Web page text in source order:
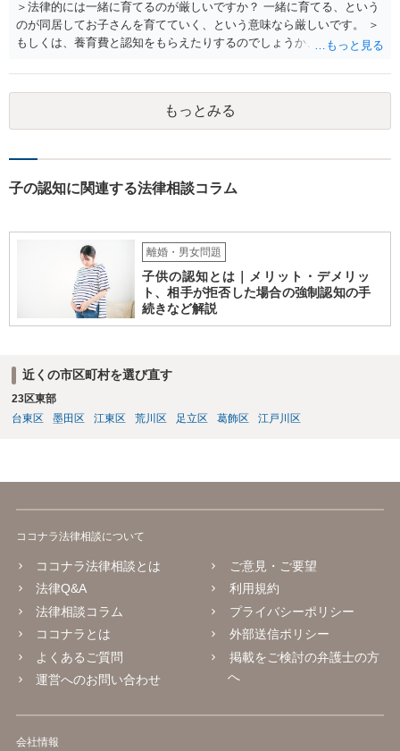
＞法律的には一緒に育てるのが厳しいですか？ 一緒に育てる、という
のが同居してお子さんを育てていく、という意味なら厳しいです。 ＞
もしくは、養育費と認知をもらえたりするのでしょうか、 相手が認知
す。 また、認知されたことを前提に、父親として子を養う義務があり
ますので、 養育費を請求できます。 ただ、極端な話相手に収入がなか
ったり、行方不明だったりすると、実際上の回収が難しい可能性はあ
ります。
もっとみる
子の認知に関連する法律相談コラム
離婚・男女問題
子供の認知とは｜メリット・デメリッ
ト、相手が拒否した場合の強制認知の手
続きなど解説
近くの市区町村を選び直す
23区東部
台東区
墨田区 江東区 荒川区 足立区 葛飾区 江戸川区
ココナラ法律相談について
ココナラ法律相談とは
法律Q&A
法律相談コラム
ココナラとは
よくあるご質問
運営へのお問い合わせ
ご意見・ご要望
利用規約
プライバシーポリシー
外部送信ポリシー
掲載をご検討の弁護士の方
へ
会社情報